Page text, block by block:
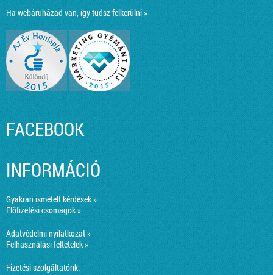
Ha webáruházad van, így tudsz felkerülni »
FACEBOOK
INFORMÁCIÓ
Gyakran ismételt kérdések »
Előfizetési csomagok »
Adatvédelmi nyilatkozat »
Felhasználási feltételek »
Fizetési szolgáltatónk: